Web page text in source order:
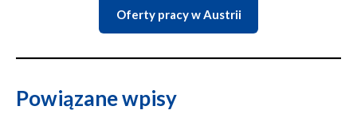
Oferty pracy w Austrii
Powiązane wpisy